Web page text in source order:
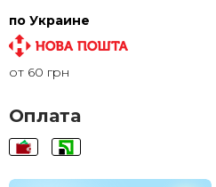
по Украине
от 60 грн
Оплата